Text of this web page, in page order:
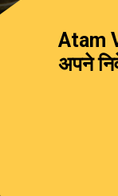
Atam
अपने